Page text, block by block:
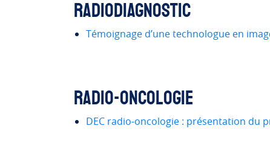
Radiodiagnostic
Témoignage d’une technologue en
Radio-oncologie
DEC radio-oncologie : présentation du